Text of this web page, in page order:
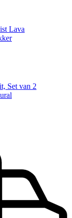
Lava
Set van 2